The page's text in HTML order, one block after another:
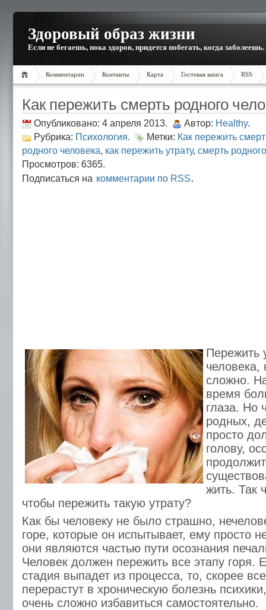
Здоровый образ жизни
Если не бегаешь, пока здоров, придется побегать, когда заболеешь.
Комментарии Контакты Карта Гостевая книга RSS
Как пережить смерть родного
Опубликовано: 4 апреля 2013. Автор: Healthy.
Рубрика: Психология. Метки: Как пережить
родного человека, как пережить утрату, смерть
Просмотров: 6365.
Подписаться на комментарии по RSS.
Пережить
человека,
сложно.
время
глаза. Но
родных,
просто
голову,
жить. Так
чтобы пережить такую утрату?
Как бы человеку не было страшно,
горе, которые он испытывает, ему просто
они являются частью пути осознания
Человек должен пережить все этапу горя.
стадия выпадет из процесса, то, скорее
перерастут в хроническую болезнь
очень сложно избавиться самостоятельно.